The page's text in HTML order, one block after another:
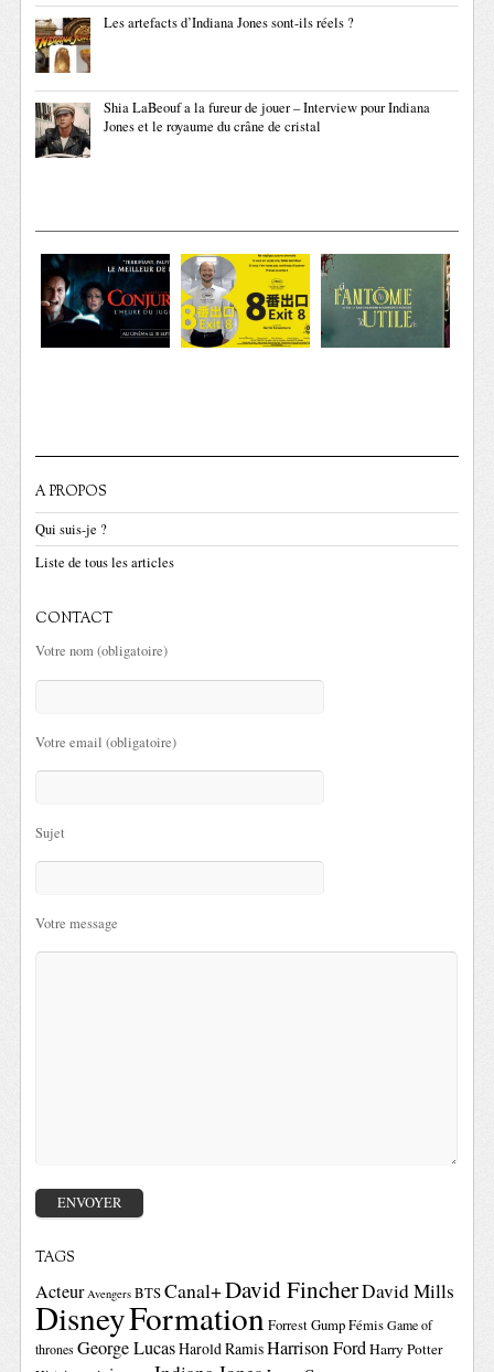
Les artefacts d’Indiana Jones sont-ils réels ?
Shia LaBeouf a la fureur de jouer – Interview pour Indiana
Jones et le royaume du crâne de cristal
A PROPOS
Qui suis-je ?
Liste de tous les articles
CONTACT
Votre nom (obligatoire)
Votre email (obligatoire)
Sujet
Votre message
TAGS
Acteur Avengers BTSCanal+David FincherDavid Mills
DisneyFormationForrest GumpFémis Game of
thrones George LucasHarold RamisHarrison FordHarry Potter